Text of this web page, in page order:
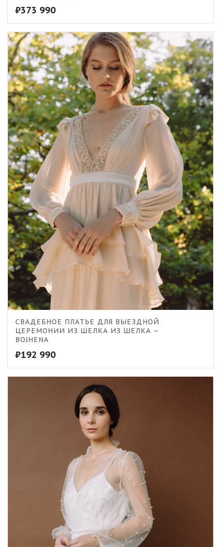
₽373 990
СВАДЕБНОЕ ПЛАТЬЕ ДЛЯ ВЫЕЗДНОЙ
ЦЕРЕМОНИИ ИЗ ШЕЛКА ИЗ ШЕЛКА –
BOJHENА
₽192 990